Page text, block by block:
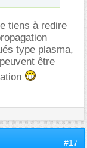
tiens à redire
type plasma,
être
#17